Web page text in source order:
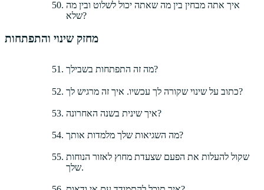
איך אתה מבחין בין מה שאתה יכול לשלוט ובין מה
שלא?
מחזק שינוי והתפתחות
מה זה התפתחות בשבילך?
כתוב על שינוי שקורה לך עכשיו. איך זה מרגיש לך?
איך שינית בשנה האחרונה?
מה השגיאות שלך מלמדות אותך?
שקול להעלות את הפעם שצעדת מחוץ לאזור הנוחות
שלך.